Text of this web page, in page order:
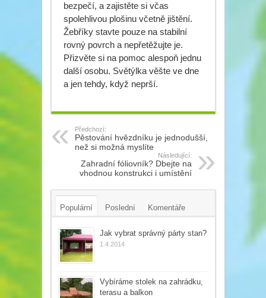
bezpečí, a zajistěte si včas
spolehlivou plošinu včetně jištění.
Žebříky stavte pouze na stabilní
rovný povrch a nepřetěžujte je.
Přizvěte si na pomoc alespoň jednu
další osobu. Světýlka věšte ve dne
a jen tehdy, když neprší.
Předchozí:
Pěstování hvězdníku je jednodušší,
než si možná myslíte
Následující:
Zahradní fóliovník? Dbejte na
vhodnou konstrukci i umístění
Populární Poslední Komentáře
Tagy Jak vybrat správný párty stan?
1.4.2014
Vybíráme stolek na zahrádku,
terasu a balkon